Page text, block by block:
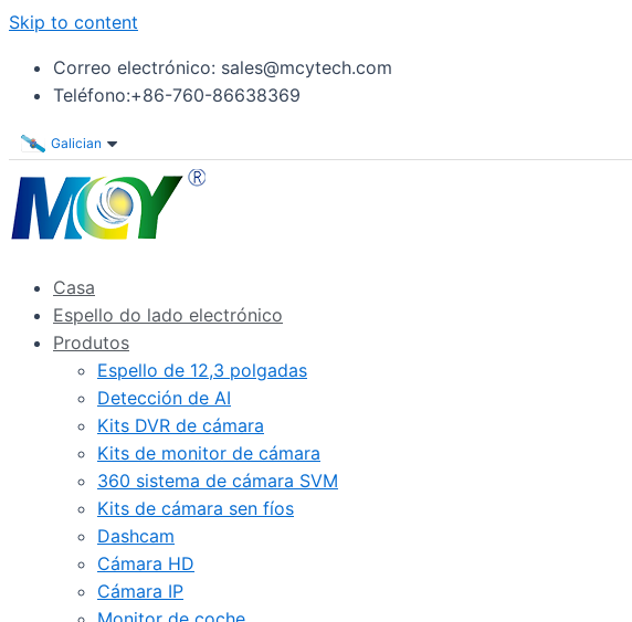
Skip to content
Correo electrónico: sales@mcytech.com
Teléfono:+86-760-86638369
Galician
Casa
Espello do lado electrónico
Produtos
Espello de 12,3 polgadas
Detección de AI
Kits DVR de cámara
Kits de monitor de cámara
360 sistema de cámara SVM
Kits de cámara sen fíos
Dashcam
Cámara HD
Cámara IP